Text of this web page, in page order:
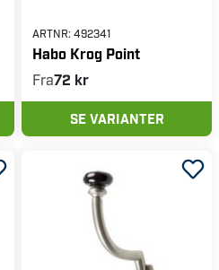
ARTNR: 492341
Habo Krog Point
Fra72 kr
SE VARIANTER